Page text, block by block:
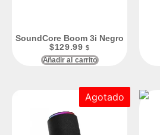
SoundCore Boom 3i Negro
$129.99 $
Añadir al carrito
Agotado